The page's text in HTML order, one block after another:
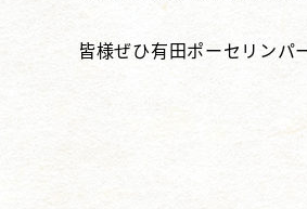
皆様ぜひ有田ポーセリンパ